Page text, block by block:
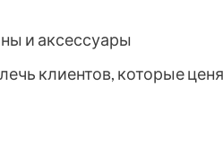
и аксессуары
клиентов, которые